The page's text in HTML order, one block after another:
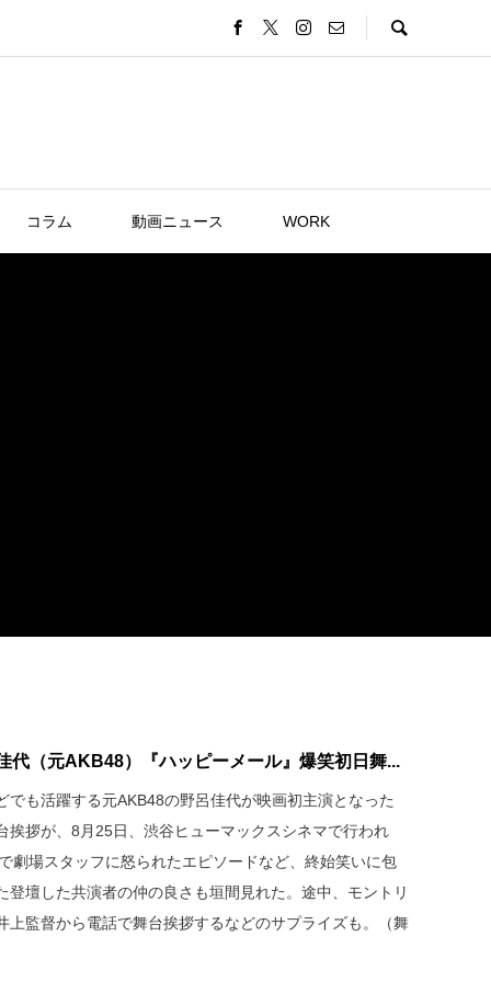
コラム 動画ニュース WORK
代（元AKB48）『ハッピーメール』爆笑初日舞...
でも活躍する元AKB48の野呂佳代が映画初主演となった
挨拶が、8月25日、渋谷ヒューマックスシネマで行われ
劇場スタッフに怒られたエピソードなど、終始笑いに包
登壇した共演者の仲の良さも垣間見れた。途中、モントリ
上監督から電話で舞台挨拶するなどのサプライズも。（舞